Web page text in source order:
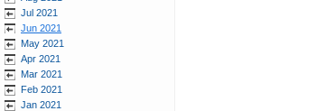
Jul 2021
Jun 2021
May 2021
Apr 2021
Mar 2021
Feb 2021
Jan 2021